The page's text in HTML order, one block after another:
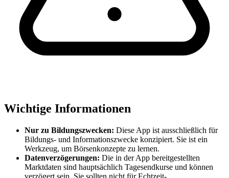
Wichtige Informationen
Nur zu Bildungszwecken: Diese App ist ausschließlich für
Bildungs- und Informationszwecke konzipiert. Sie ist ein
Werkzeug, um Börsenkonzepte zu lernen.
Datenverzögerungen: Die in der App bereitgestellten
Marktdaten sind hauptsächlich Tagesendkurse und können